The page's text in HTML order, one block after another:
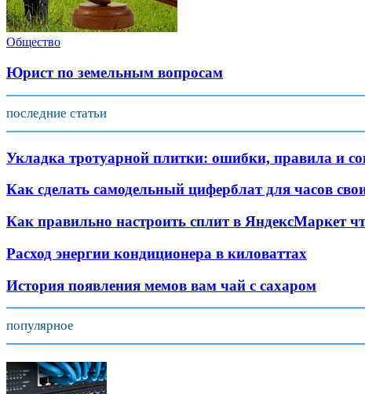
Общество
Юрист по земельным вопросам
последние статьи
Укладка тротуарной плитки: ошибки, правила и
Как сделать самодельный циферблат для часов
Как правильно настроить сплит в ЯндексМаркет
Расход энергии кондиционера в киловаттах
История появления мемов вам чай с сахаром
популярное